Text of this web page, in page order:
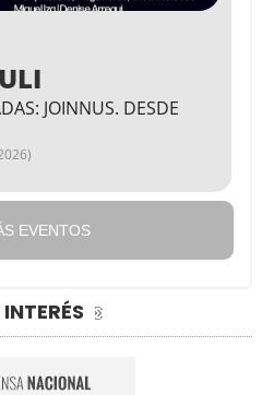
JOINNUS. DESDE
EVENTOS
INTERÉS